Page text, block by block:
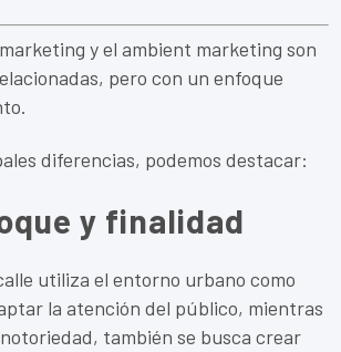
y el ambient marketing son
pero con un enfoque
diferencias, podemos destacar:
y finalidad
utiliza el entorno urbano como
la atención del público, mientras
también se busca crear